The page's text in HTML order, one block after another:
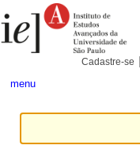
para
conteúdo.
Pessoais
Cadastre-se
menu